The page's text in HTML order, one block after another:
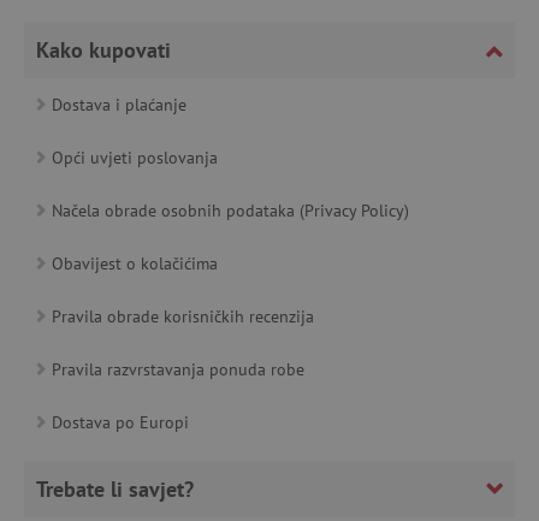
Kako kupovati
Dostava i plaćanje
Opći uvjeti poslovanja
Načela obrade osobnih podataka (Privacy Policy)
Obavijest o kolačićima
Pravila obrade korisničkih recenzija
Pravila razvrstavanja ponuda robe
Dostava po Europi
Trebate li savjet?
PHPSESSID